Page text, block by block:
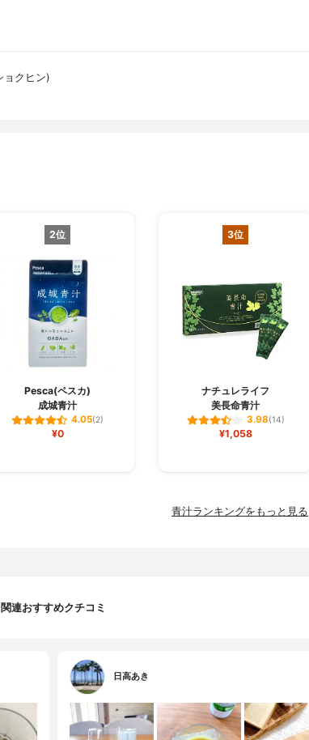
ョクヒン)
2位
Pesca(ペスカ)
成城青汁
4.05(2)
¥0
3位
ナチュレライフ
美長命青汁
3.98(14)
¥1,058
青汁ランキングをもっと見る
関連おすすめクチコミ
日高あき